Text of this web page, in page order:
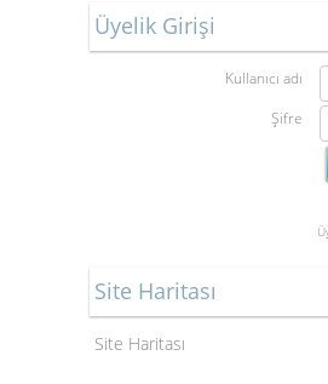
Üyelik Girişi
Kullanıcı adı
Şifre
Site Haritası
Site Haritası